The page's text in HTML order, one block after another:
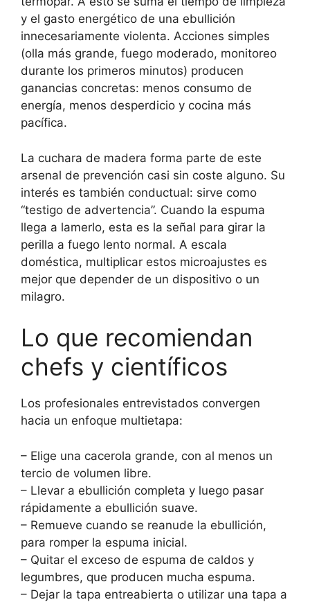
y el gasto energético de una ebullición
innecesariamente violenta. Acciones simples
(olla más grande, fuego moderado, monitoreo
durante los primeros minutos) producen
ganancias concretas: menos consumo de
energía, menos desperdicio y cocina más
pacífica.
La cuchara de madera forma parte de este
arsenal de prevención casi sin coste alguno. Su
interés es también conductual: sirve como
“testigo de advertencia”. Cuando la espuma
llega a lamerlo, esta es la señal para girar la
perilla a fuego lento normal. A escala
doméstica, multiplicar estos microajustes es
mejor que depender de un dispositivo o un
milagro.
Lo que recomiendan
chefs y científicos
Los profesionales entrevistados convergen
hacia un enfoque multietapa:
– Elige una cacerola grande, con al menos un
tercio de volumen libre.
– Llevar a ebullición completa y luego pasar
rápidamente a ebullición suave.
– Remueve cuando se reanude la ebullición,
para romper la espuma inicial.
– Quitar el exceso de espuma de caldos y
legumbres, que producen mucha espuma.
– Dejar la tapa entreabierta o utilizar una tapa a